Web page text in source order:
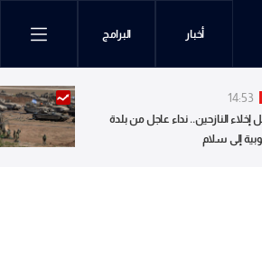
أخبار البرامج
14:53
إخلاء النازحين.. نداء عاجل من بلدة
إلى سلام